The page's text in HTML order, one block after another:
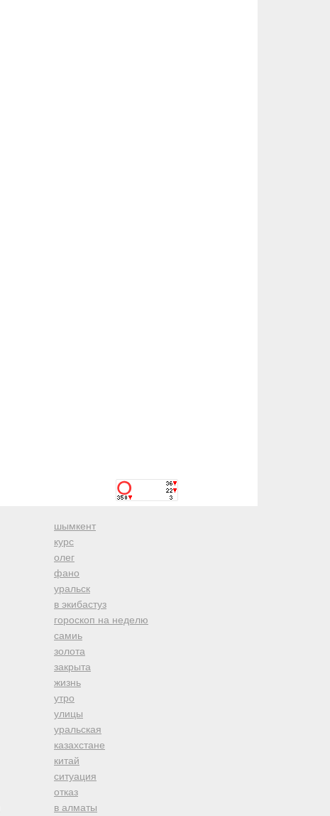
шымкент
курс
олег
фано
уральск
в экибастуз
гороскоп на неделю
самиь
золота
закрыта
жизнь
утро
улицы
уральская
казахстане
китай
ситуация
отказ
в алматы